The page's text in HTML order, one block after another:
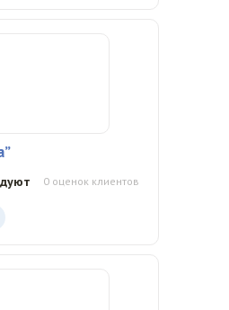
0 оценок клиентов